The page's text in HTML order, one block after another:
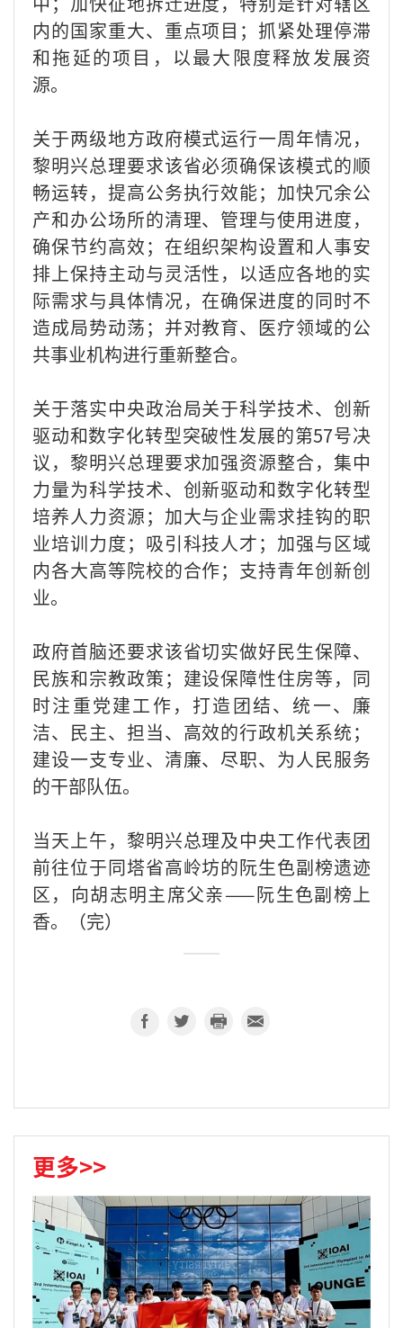
内的国家重大、重点项目；抓紧处理停滞
和拖延的项目，以最大限度释放发展资
源。
关于两级地方政府模式运行一周年情况，
黎明兴总理要求该省必须确保该模式的顺
畅运转，提高公务执行效能；加快冗余公
产和办公场所的清理、管理与使用进度，
确保节约高效；在组织架构设置和人事安
排上保持主动与灵活性，以适应各地的实
际需求与具体情况，在确保进度的同时不
造成局势动荡；并对教育、医疗领域的公
共事业机构进行重新整合。
关于落实中央政治局关于科学技术、创新
驱动和数字化转型突破性发展的第57号决
议，黎明兴总理要求加强资源整合，集中
力量为科学技术、创新驱动和数字化转型
培养人力资源；加大与企业需求挂钩的职
业培训力度；吸引科技人才；加强与区域
内各大高等院校的合作；支持青年创新创
业。
政府首脑还要求该省切实做好民生保障、
民族和宗教政策；建设保障性住房等，同
时注重党建工作，打造团结、统一、廉
洁、民主、担当、高效的行政机关系统；
建设一支专业、清廉、尽职、为人民服务
的干部队伍。
当天上午，黎明兴总理及中央工作代表团
前往位于同塔省高岭坊的阮生色副榜遗迹
区，向胡志明主席父亲——阮生色副榜上
香。（完）
更多>>